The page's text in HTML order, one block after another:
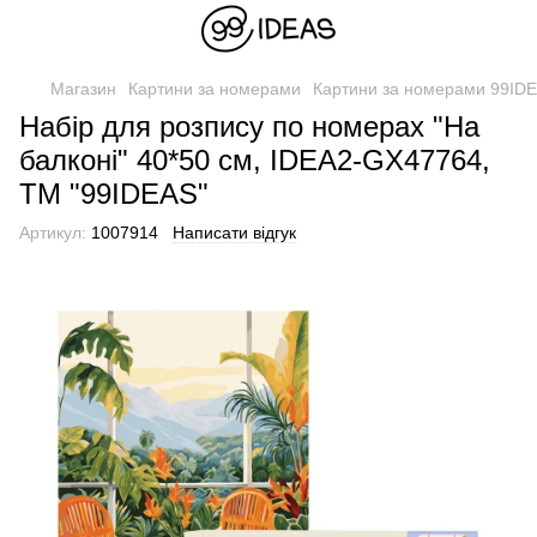
Магазин Картини за номерами Картини за номерами
Набір для розпису по номерах "На
балконі" 40*50 см, IDEA2-GX47764,
ТМ "99IDEAS"
Артикул: 1007914 Написати відгук